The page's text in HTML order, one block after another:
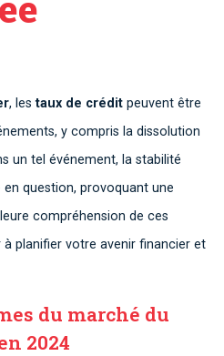
, lestaux de crédit peuvent être
y compris la dissolution
un tel événement, la stabilité
question, provoquant une
compréhension de ces
planifier votre avenir financier et
du marché du
2024